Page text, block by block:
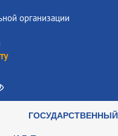
организации